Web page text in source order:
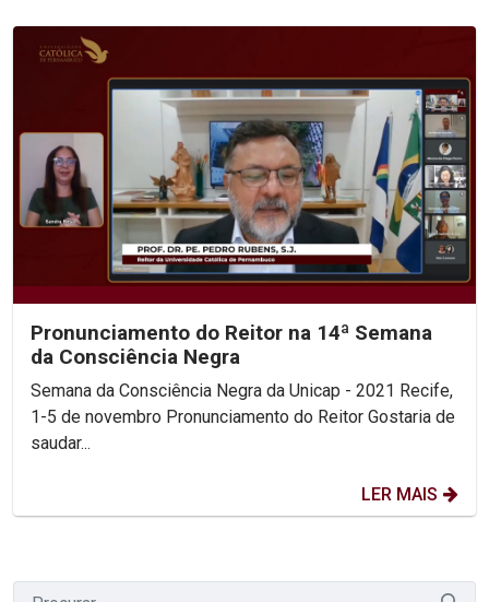
Pronunciamento do Reitor na 14ª Semana
da Consciência Negra
Semana da Consciência Negra da Unicap - 2021 Recife,
1-5 de novembro Pronunciamento do Reitor Gostaria de
saudar...
LER MAIS